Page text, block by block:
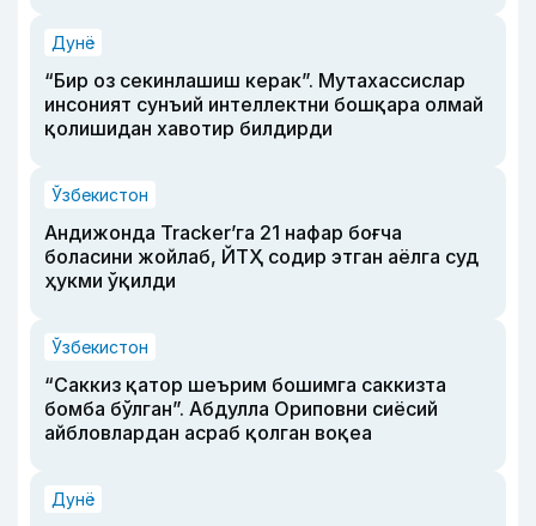
Дунё
“Бир оз секинлашиш керак”. Мутахассислар
инсоният сунъий интеллектни бошқара олмай
қолишидан хавотир билдирди
Ўзбекистон
Андижонда Tracker’га 21 нафар боғча
боласини жойлаб, ЙТҲ содир этган аёлга суд
ҳукми ўқилди
Ўзбекистон
“Саккиз қатор шеърим бошимга саккизта
бомба бўлган”. Абдулла Ориповни сиёсий
айбловлардан асраб қолган воқеа
Дунё